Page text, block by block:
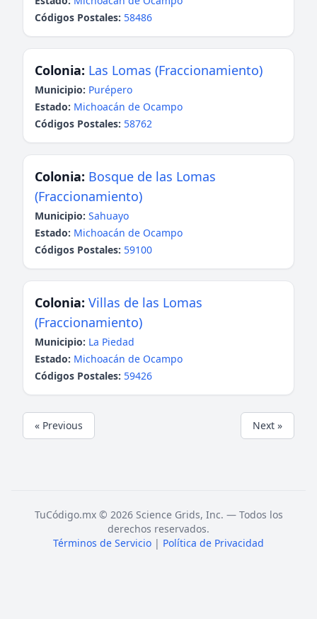
Códigos Postales: 58486
Colonia: Las Lomas (Fraccionamiento)
Municipio: Purépero
Estado: Michoacán de Ocampo
Códigos Postales: 58762
Colonia: Bosque de las Lomas
(Fraccionamiento)
Municipio: Sahuayo
Estado: Michoacán de Ocampo
Códigos Postales: 59100
Colonia: Villas de las Lomas
(Fraccionamiento)
Municipio: La Piedad
Estado: Michoacán de Ocampo
Códigos Postales: 59426
« Previous Next »
TuCódigo.mx © 2026 Science Grids, Inc. — Todos los
derechos reservados.
Términos de Servicio | Política de Privacidad